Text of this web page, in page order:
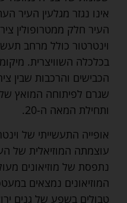
אינו נגזר מגלעין העיר
העיר חלק ממטרופולין
וינטרטור כולל מרחב
בכלכלה השוויצרית.
הכבישים והרכבות שבין
ותחילת המאה ה-20.
אופייה התעשייתי של
עוצמתה המוזיאלית של
נתפסת של מוזיאונים
המוזיאונים נמצאים
טבולים בשפע של גנים